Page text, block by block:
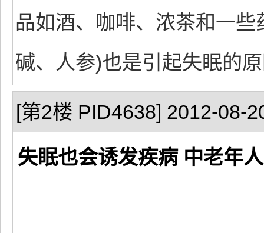
品如酒、咖啡、浓茶和一
碱、人参)也是引起失眠的
[第2楼 PID4638] 2012-08-
失眠也会诱发疾病 中老年